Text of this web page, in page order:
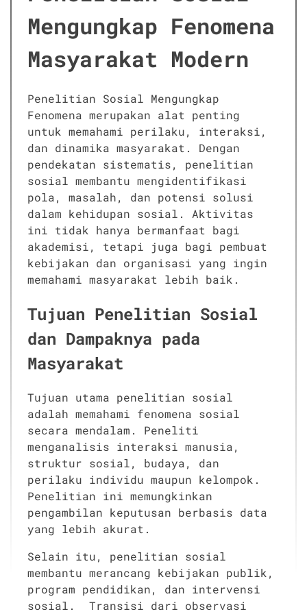
Mengungkap Fenomena
Masyarakat Modern
Penelitian Sosial Mengungkap
Fenomena merupakan alat penting
untuk memahami perilaku, interaksi,
dan dinamika masyarakat. Dengan
pendekatan sistematis, penelitian
sosial membantu mengidentifikasi
pola, masalah, dan potensi solusi
dalam kehidupan sosial. Aktivitas
ini tidak hanya bermanfaat bagi
akademisi, tetapi juga bagi pembuat
kebijakan dan organisasi yang ingin
memahami masyarakat lebih baik.
Tujuan Penelitian Sosial
dan Dampaknya pada
Masyarakat
Tujuan utama penelitian sosial
adalah memahami fenomena sosial
secara mendalam. Peneliti
menganalisis interaksi manusia,
struktur sosial, budaya, dan
perilaku individu maupun kelompok.
Penelitian ini memungkinkan
pengambilan keputusan berbasis data
yang lebih akurat.
Selain itu, penelitian sosial
membantu merancang kebijakan publik,
program pendidikan, dan intervensi
sosial. Transisi dari observasi